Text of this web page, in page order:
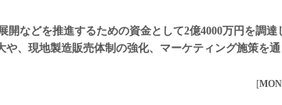
TECHNO-FRONTIER
組み込み画像技術
組み込みモデリング
開などを推進するための資金として2億4000万円を調達
、現地製造販売体制の強化、マーケティング施策を通
[